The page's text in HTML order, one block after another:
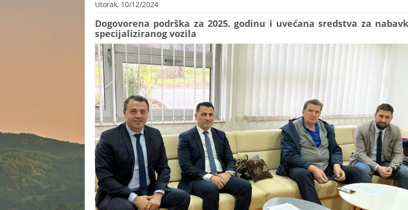
Utorak, 10/12/2024
Dogovorena podrška za 2025. godinu i uvećana sredstva za
specijaliziranog vozila